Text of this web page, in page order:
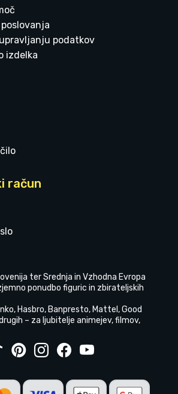
podatkov
izdelka
račun
ter Srednja in Vzhodna Evropa
ponudbo figuric in zbirateljskih
Hasbro, Banpresto, Mattel, Good
– za ljubitelje animejev, filmov,